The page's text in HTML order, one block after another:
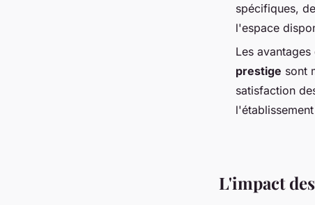
spécifiques,
l'espace
Les
prestige sont
satisfaction
L'impact